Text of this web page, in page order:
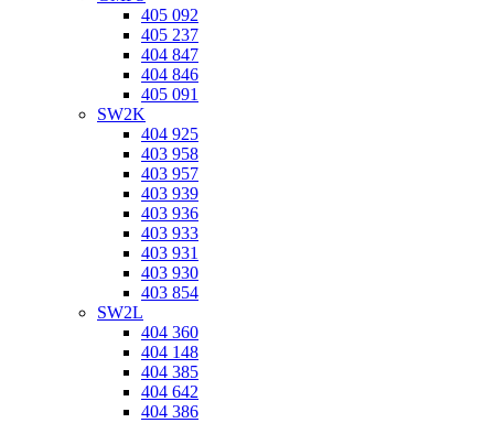
405 092
405 237
404 847
404 846
405 091
SW2K
404 925
403 958
403 957
403 939
403 936
403 933
403 931
403 930
403 854
SW2L
404 360
404 148
404 385
404 642
404 386